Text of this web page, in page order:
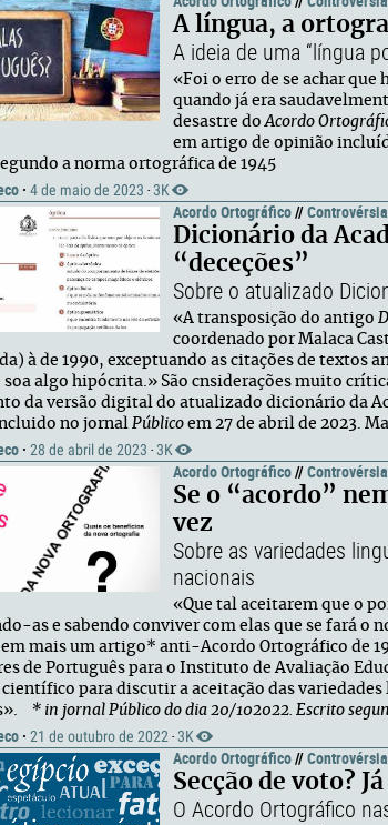
A língua, a
A ideia de uma “língua
«Foi o erro de se achar
quando já era
desastre doAcordo
em artigo de opinião
a norma ortográfica de 1945
· 4 de maio de 2023 · 3K
Acordo Ortográfico//
Dicionário da
“deceções”
Sobre o atualizado
«A transposição do antigo
coordenado por Malaca
à de 1990, exceptuando as citações de textos
soa algo hipócrita.» São cnsiderações muito
da versão digital do atualizado dicionário da
no jornal Público em 27 de abril de 2023.
· 28 de abril de 2023 · 3K
Acordo Ortográfico//
Se o “acordo”
vez
Sobre as variedades
nacionais
«Que tal aceitarem que o
as e sabendo conviver com elas que se fará
em mais um artigo* anti-Acordo Ortográfico de
de Português para o Instituto de Avaliação
para discutir a aceitação das
* in jornal Público do dia 20/102022. Escrito
· 21 de outubro de 2022 · 3K
Acordo Ortográfico//
Secção de voto?
O Acordo Ortográfico